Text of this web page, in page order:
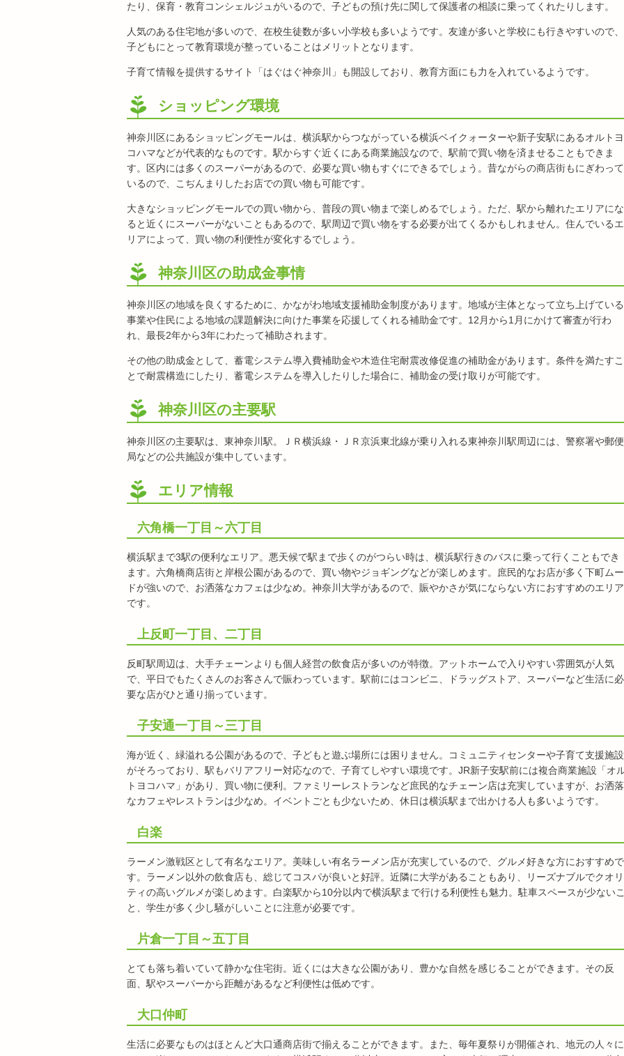
たり、保育・教育コンシェルジュがいるので、子どもの預け先に関して保護者の相談に乗ってくれたりします。
人気のある住宅地が多いので、在校生徒数が多い小学校も多いようです。友達が多いと学校にも行きやすいので、
子どもにとって教育環境が整っていることはメリットとなります。
子育て情報を提供するサイト「はぐはぐ神奈川」も開設しており、教育方面にも力を入れているようです。
ショッピング環境
神奈川区にあるショッピングモールは、横浜駅からつながっている横浜ベイクォーターや新子安駅にあるオルトヨ
コハマなどが代表的なものです。駅からすぐ近くにある商業施設なので、駅前で買い物を済ませることもできま
す。区内には多くのスーパーがあるので、必要な買い物もすぐにできるでしょう。昔ながらの商店街もにぎわって
いるので、こぢんまりしたお店での買い物も可能です。
大きなショッピングモールでの買い物から、普段の買い物まで楽しめるでしょう。ただ、駅から離れたエリアにな
ると近くにスーパーがないこともあるので、駅周辺で買い物をする必要が出てくるかもしれません。住んでいるエ
リアによって、買い物の利便性が変化するでしょう。
神奈川区の助成金事情
神奈川区の地域を良くするために、かながわ地域支援補助金制度があります。地域が主体となって立ち上げている
事業や住民による地域の課題解決に向けた事業を応援してくれる補助金です。12月から1月にかけて審査が行わ
れ、最長2年から3年にわたって補助されます。
その他の助成金として、蓄電システム導入費補助金や木造住宅耐震改修促進の補助金があります。条件を満たすこ
とで耐震構造にしたり、蓄電システムを導入したりした場合に、補助金の受け取りが可能です。
神奈川区の主要駅
神奈川区の主要駅は、東神奈川駅。ＪＲ横浜線・ＪＲ京浜東北線が乗り入れる東神奈川駅周辺には、警察署や郵便
局などの公共施設が集中しています。
エリア情報
六角橋一丁目～六丁目
横浜駅まで3駅の便利なエリア。悪天候で駅まで歩くのがつらい時は、横浜駅行きのバスに乗って行くこともでき
ます。六角橋商店街と岸根公園があるので、買い物やジョギングなどが楽しめます。庶民的なお店が多く下町ムー
ドが強いので、お洒落なカフェは少なめ。神奈川大学があるので、賑やかさが気にならない方におすすめのエリア
です。
上反町一丁目、二丁目
反町駅周辺は、大手チェーンよりも個人経営の飲食店が多いのが特徴。アットホームで入りやすい雰囲気が人気
で、平日でもたくさんのお客さんで賑わっています。駅前にはコンビニ、ドラッグストア、スーパーなど生活に必
要な店がひと通り揃っています。
子安通一丁目～三丁目
海が近く、緑溢れる公園があるので、子どもと遊ぶ場所には困りません。コミュニティセンターや子育て支援施設
がそろっており、駅もバリアフリー対応なので、子育てしやすい環境です。JR新子安駅前には複合商業施設「オ
トヨコハマ」があり、買い物に便利。ファミリーレストランなど庶民的なチェーン店は充実していますが、お洒落
なカフェやレストランは少なめ。イベントごとも少ないため、休日は横浜駅まで出かける人も多いようです。
白楽
ラーメン激戦区として有名なエリア。美味しい有名ラーメン店が充実しているので、グルメ好きな方におすすめで
す。ラーメン以外の飲食店も、総じてコスパが良いと好評。近隣に大学があることもあり、リーズナブルでクオリ
ティの高いグルメが楽しめます。白楽駅から10分以内で横浜駅まで行ける利便性も魅力。駐車スペースが少ない
と、学生が多く少し騒がしいことに注意が必要です。
片倉一丁目～五丁目
とても落ち着いていて静かな住宅街。近くには大きな公園があり、豊かな自然を感じることができます。その反
面、駅やスーパーから距離があるなど利便性は低めです。
大口仲町
生活に必要なものはほとんど大口通商店街で揃えることができます。また、毎年夏祭りが開催され、地元の人々に